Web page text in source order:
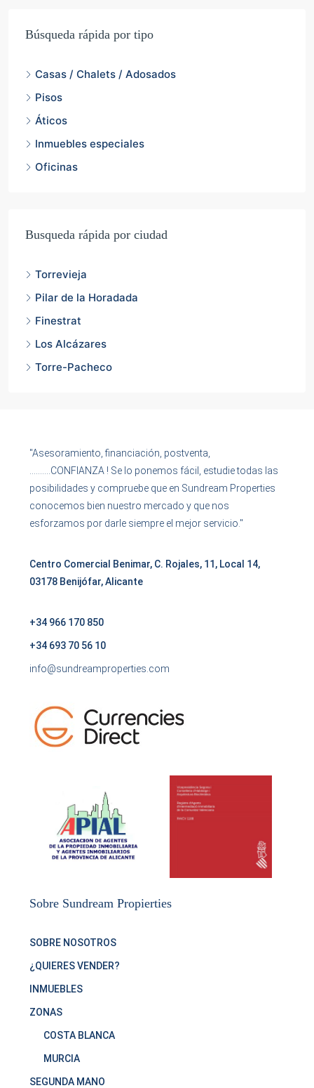
Búsqueda rápida por tipo
Casas / Chalets / Adosados
Pisos
Áticos
Inmuebles especiales
Oficinas
Busqueda rápida por ciudad
Torrevieja
Pilar de la Horadada
Finestrat
Los Alcázares
Torre-Pacheco
"Asesoramiento, financiación, postventa,
……….CONFIANZA ! Se lo ponemos fácil, estudie todas las
posibilidades y compruebe que en Sundream Properties
conocemos bien nuestro mercado y que nos
esforzamos por darle siempre el mejor servicio."
Centro Comercial Benimar, C. Rojales, 11, Local 14,
03178 Benijófar, Alicante
+34 966 170 850
+34 693 70 56 10
info@sundreamproperties.com
Sobre Sundream Propierties
SOBRE NOSOTROS
¿QUIERES VENDER?
INMUEBLES
ZONAS
COSTA BLANCA
MURCIA
SEGUNDA MANO